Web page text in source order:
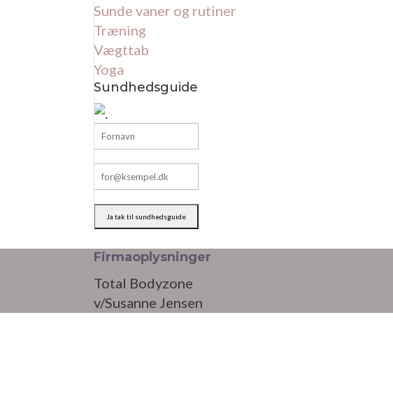
Sunde vaner og rutiner
Træning
Vægttab
Yoga
Sundhedsguide
Firmaoplysninger
Total Bodyzone
v/Susanne Jensen